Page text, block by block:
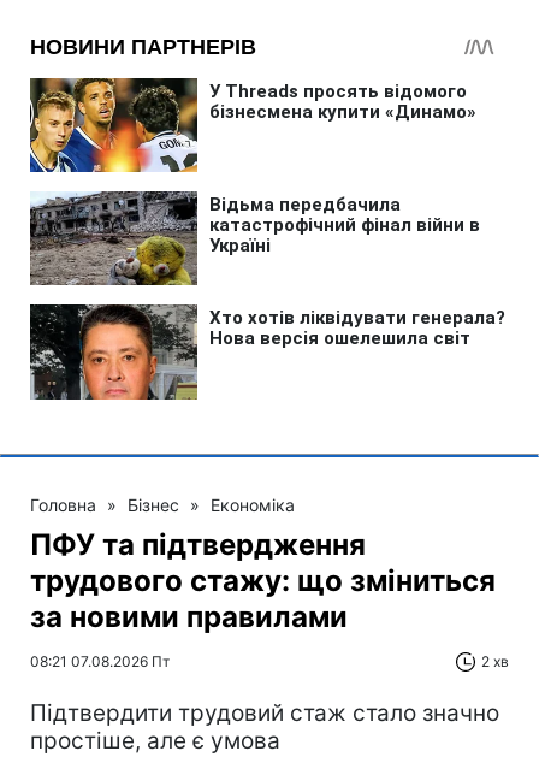
Головна » Бізнес » Економіка
ПФУ та підтвердження
трудового стажу: що зміниться
за новими правилами
08:21 07.08.2026 Пт 2 хв
Підтвердити трудовий стаж стало значно
простіше, але є умова